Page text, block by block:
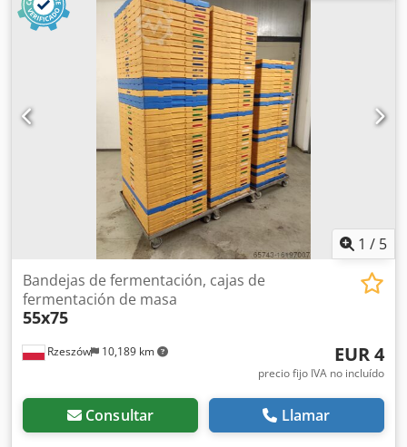
1 / 5
Rzeszów 10,189 km
Bandejas de fermentación, cajas de
fermentación de masa
55x75
EUR 4
precio fijo IVA no incluído
Consultar Llamar